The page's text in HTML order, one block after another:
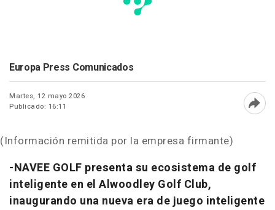
Europa Press Comunicados
Martes, 12 mayo 2026
Publicado: 16:11
(Información remitida por la empresa firmante)
-NAVEE GOLF presenta su ecosistema de golf
inteligente en el Alwoodley Golf Club,
inaugurando una nueva era de juego inteligente